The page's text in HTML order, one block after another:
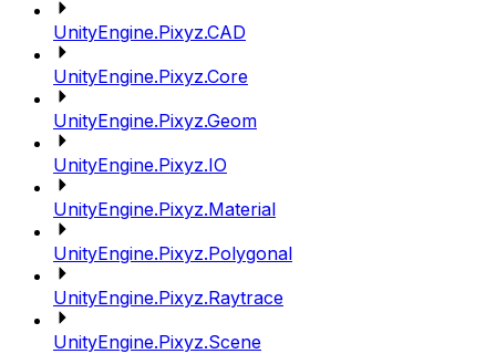
UnityEngine.Pixyz.CAD
UnityEngine.Pixyz.Core
UnityEngine.Pixyz.Geom
UnityEngine.Pixyz.IO
UnityEngine.Pixyz.Material
UnityEngine.Pixyz.Polygonal
UnityEngine.Pixyz.Raytrace
UnityEngine.Pixyz.Scene